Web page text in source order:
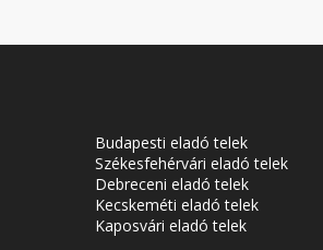
Budapesti eladó telek
Székesfehérvári eladó telek
Debreceni eladó telek
Kecskeméti eladó telek
Kaposvári eladó telek